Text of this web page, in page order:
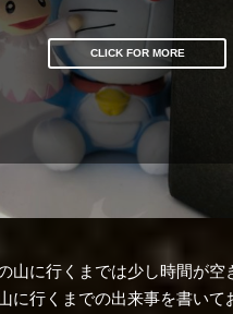
CLICK FOR MORE
山に行くまでは少し時間が空
に行くまでの出来事を書いて